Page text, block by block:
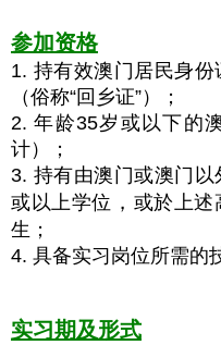
参加资格
1. 持有效澳门居民身
（俗称“回乡证”）；
2. 年龄35岁或以下的
计）；
3. 持有由澳门或澳门
或以上学位 ， 或於上述
生；
4. 具备实习岗位所需的
实习期及形式